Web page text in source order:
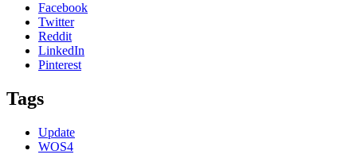
Facebook
Twitter
Reddit
LinkedIn
Pinterest
Tags
Update
WOS4